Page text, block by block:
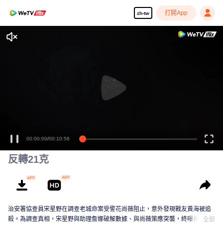
zh-tw 打開App
00:00:00/00:10:56
反轉21克
治安署協查員宋星野在調查老城命案受警花尚薇阻止，意外發現戰友黃海被追
殺。為調查真相，宋星野與助理詹娜破解數據、與尚薇策應突襲，終曝光黑幕
全部